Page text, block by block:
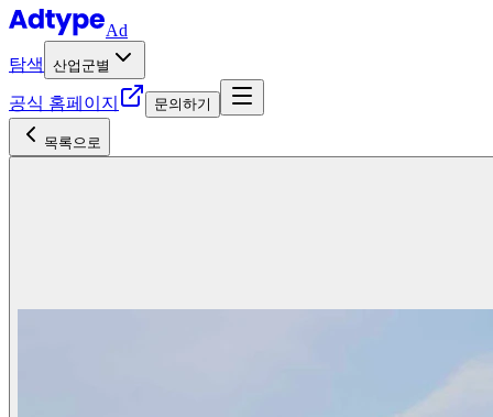
Ad
탐색
산업군별
공식 홈페이지 문의하기
목록으로